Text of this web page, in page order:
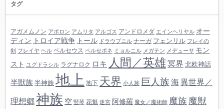
タグ
アガメムノン アポロン アムリタ アルゴス アンドロメダ エインヘリヤル オー
ディン トロイア戦争 トール ドラウプニル ナーガ フェンリル フレイの
剣 フレイヤ ヘル ペルセウス ペルセポネ ミョルニル メガテン メデューサ モン
スト
ユグドラシル ラグナロク ロキ 人間／英雄冥界 北欧神話
半獣族 半神族 地上 地下 天界 小人族 巨人族 海異世界／
理想郷神族 空 竪琴 花魁 迷宮 阿修羅 魔女／魔術師 魔族 魔獣